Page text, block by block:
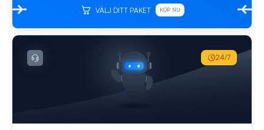
VÄLJ DITT PAKET KÖP NU
24/7